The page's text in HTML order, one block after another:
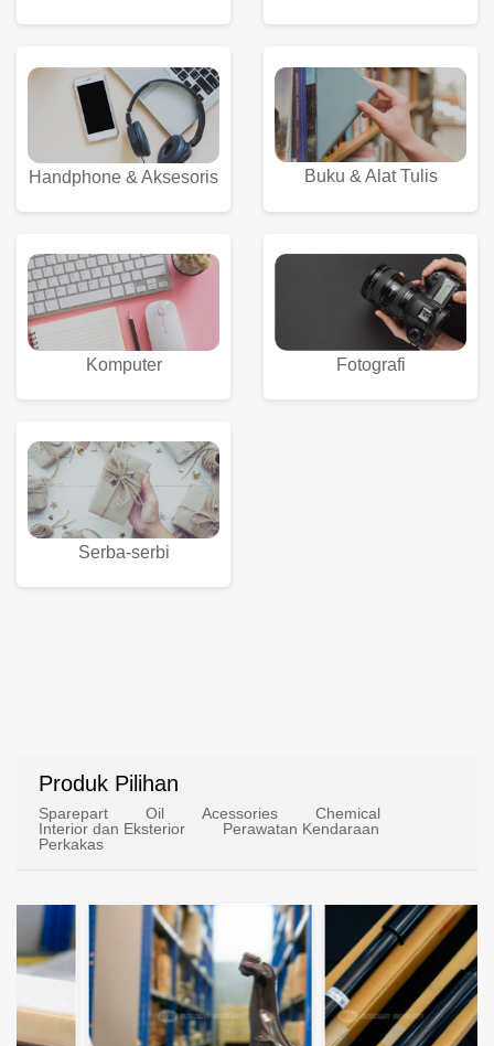
Handphone & Aksesoris Buku & Alat Tulis
Komputer Fotografi
Serba-serbi
Produk Pilihan
Sparepart Oil Acessories
Chemical
Interior dan Eksterior
Perawatan Kendaraan
Perkakas